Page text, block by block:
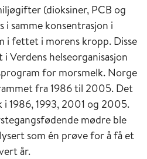
(dioksiner, PCB og
samme konsentrasjon i
i fettet i morens kropp. Disse
Verdens helseorganisasjon
for morsmelk. Norge
fra 1986 til 2005. Det
1986, 1993, 2001 og 2005.
mødre ble
som én prøve for å få et
år.